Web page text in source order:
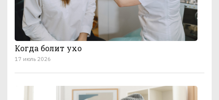
Когда болит ухо
17 июль 2026